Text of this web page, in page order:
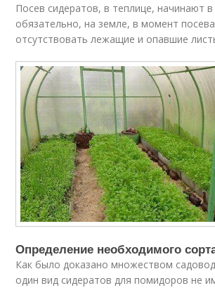
Посев сидератов, в теплице, начинают в
обязательно, на земле, в момент
отсутствовать лежащие и опавшие
Определение необходимого
Как было доказано множеством
один вид сидератов для помидоров не